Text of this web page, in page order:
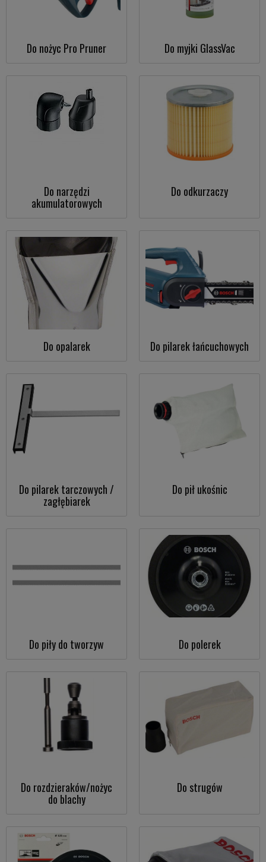
Do nożyc Pro Pruner Do myjki GlassVac
Do narzędzi
akumulatorowych
Do odkurzaczy
Do opalarek Do pilarek łańcuchowych
Do pilarek tarczowych /
zagłębiarek
Do pił ukośnic
Do piły do tworzyw Do polerek
Do rozdzieraków/nożyc
do blachy
Do strugów